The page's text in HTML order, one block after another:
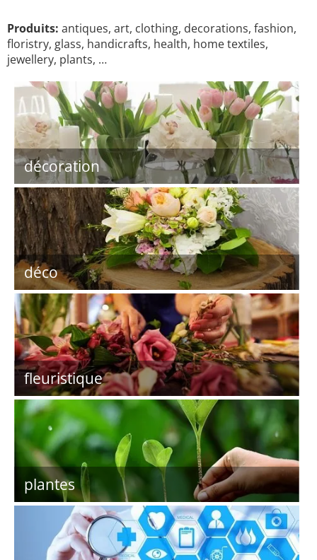
Produits: antiques, art, clothing, decorations, fashion,
floristry, glass, handicrafts, health, home textiles,
jewellery, plants, …
décoration
déco
fleuristique
plantes